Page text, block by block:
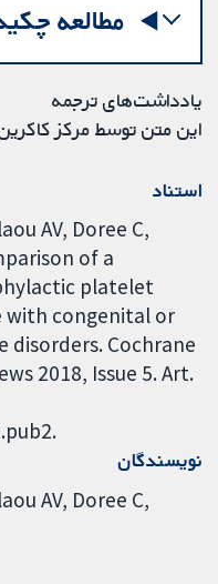
مطالعه
یادداشت‌های ترجمه
این متن توسط مرکز
استناد
AV, Doree C,
of a
platelet
with congenital or
disorders. Cochrane
2018, Issue 5. Art.
نویسندگان
AV Doree C